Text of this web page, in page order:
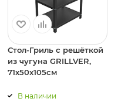
Стол-Гриль с решёткой
из чугуна GRILLVER,
71x50x105см
В наличии